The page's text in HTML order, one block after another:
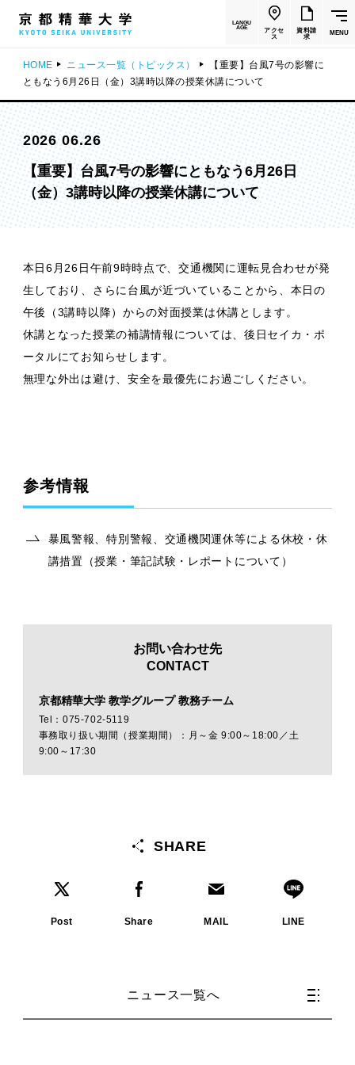
LANGU
AGE
アクセ
ス
資料請
求
MENU
HOME ニュース一覧（トピックス）
【重要】台風7号の影響に
ともなう6月26日（金）3講時以降の授業休講について
2026 06.26
【重要】台風7号の影響にともなう6月26日
（金）3講時以降の授業休講について
本日6月26日午前9時時点で、交通機関に運転見合わせが発
生しており、さらに台風が近づいていることから、本日の
午後（3講時以降）からの対面授業は休講とします。
休講となった授業の補講情報については、後日セイカ・ポ
ータルにてお知らせします。
無理な外出は避け、安全を最優先にお過ごしください。
参考情報
暴風警報、特別警報、交通機関運休等による休校・休
講措置（授業・筆記試験・レポートについて）
お問い合わせ先
CONTACT
京都精華大学 教学グループ 教務チーム
Tel：075-702-5119
事務取り扱い期間（授業期間）：月～金 9:00～18:00／土
9:00～17:30
SHARE
Post Share MAIL LINE
ニュース一覧へ